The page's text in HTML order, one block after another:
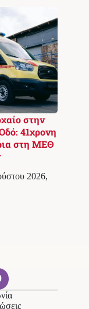
στην
41χρονη
στη ΜΕΘ
2026,